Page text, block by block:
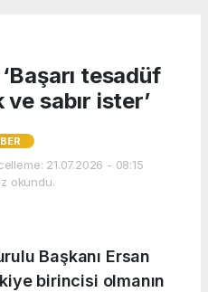
tesadüf
sabır ister’
21.07.2026 - 08:15
okundu.
Başkanı Ersan
birincisi olmanın